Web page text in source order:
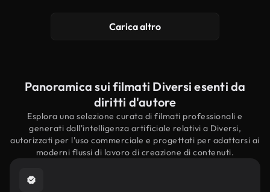
Carica altro
Panoramica sui filmati Diversi esenti da
diritti d'autore
Esplora una selezione curata di filmati professionali e
generati dall'intelligenza artificiale relativi a Diversi,
autorizzati per l'uso commerciale e progettati per adattarsi ai
moderni flussi di lavoro di creazione di contenuti.